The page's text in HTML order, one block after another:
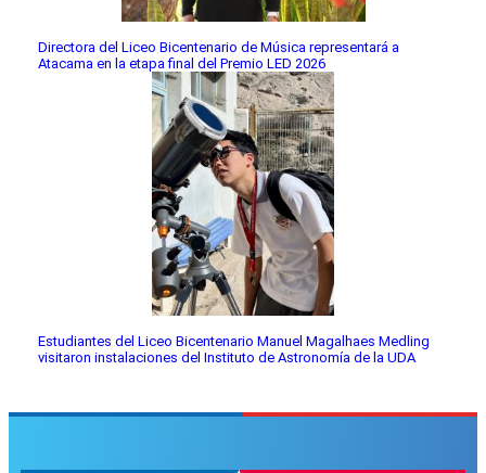
Directora del Liceo Bicentenario de Música representará a
Atacama en la etapa final del Premio LED 2026
Estudiantes del Liceo Bicentenario Manuel Magalhaes Medling
visitaron instalaciones del Instituto de Astronomía de la UDA